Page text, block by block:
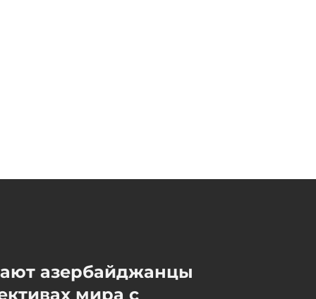
В некоторых районах
Азербайджана усилится
азербайджанцы
мира с